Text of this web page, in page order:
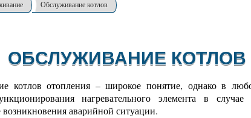
Обслуживание котлов
ОБСЛУЖИВАНИЕ
котлов отопления – широкое понятие, однако в
нагревательного элемента в
аварийной ситуации.